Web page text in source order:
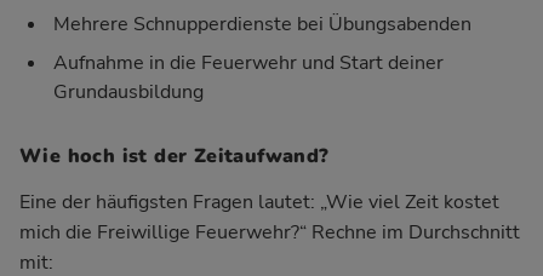
Mehrere Schnupperdienste bei Übungsabenden
Aufnahme in die Feuerwehr und Start deiner
Grundausbildung
Wie hoch ist der Zeitaufwand?
Eine der häufigsten Fragen lautet: „Wie viel Zeit kostet
mich die Freiwillige Feuerwehr?“ Rechne im Durchschnitt
mit: